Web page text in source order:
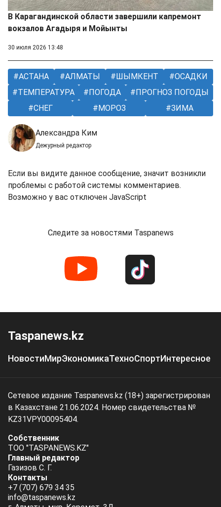
В Карагандинской области завершили капремонт
вокзалов Агадыря и Мойынты
30 июля 2026 13:48
АСТАНА АЛМАТЫ ШЫМКЕНТ
ОСАДКИ
ТЕМПЕРАТУРА
ПОГОДА
ПРОГНОЗ ПОГОДЫ
СНЕГ
МОРОЗ ЗИМА
Александра Ким
Дежурный редактор
Если вы видите данное сообщение, значит возникли
проблемы с работой системы комментариев.
Возможно у вас отключен JavaScript
Следите за новостями Taspanews
Taspanews.kz
НовостиМирЭкономикаТехноСпортИнтересное
Сетевое издание Taspanews.kz (18+) зарегистрирован
в Казахстане 21.06.2024. Номер свидетельства №
KZ31VPY00095404.
Собственник
ТОО "TASPANEWS.KZ"
Главный редактор
Газизов С. Г.
Контакты
+7 (707) 679 34 35
info@taspanews.kz